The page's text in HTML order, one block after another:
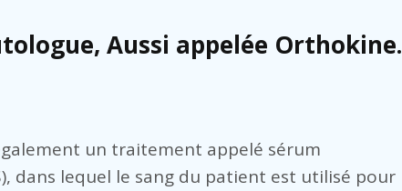
Aussi appelée Orthokine.
un traitement appelé sérum
dans lequel le sang du patient est utilisé pour